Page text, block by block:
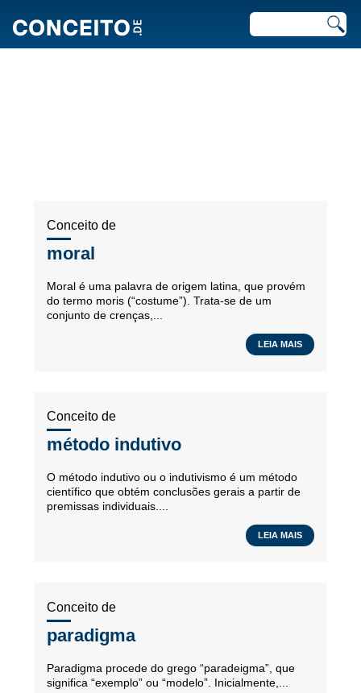
Conceito de
moral
Moral é uma palavra de origem latina, que provém
do termo moris (“costume”). Trata-se de um
conjunto de crenças,...
LEIA MAIS
Conceito de
método indutivo
O método indutivo ou o indutivismo é um método
científico que obtém conclusões gerais a partir de
premissas individuais....
LEIA MAIS
Conceito de
paradigma
Paradigma procede do grego “paradeigma”, que
significa “exemplo” ou “modelo”. Inicialmente,...